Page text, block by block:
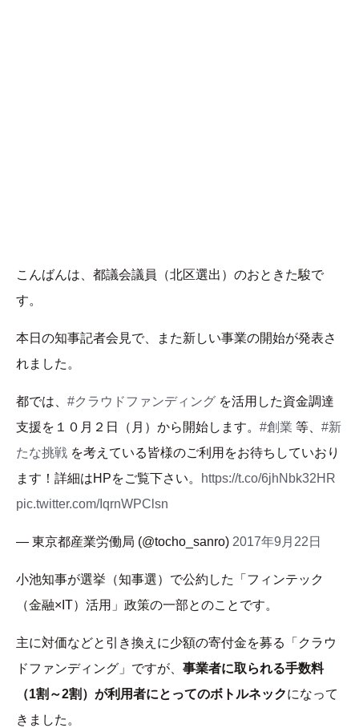
こんばんは、都議会議員（北区選出）のおときた駿で
す。
本日の知事記者会見で、また新しい事業の開始が発表さ
れました。
都では、 #クラウドファンディング を活用した資金調達
支援を１０月２日（月）から開始します。 #創業 等、 #新
たな挑戦 を考えている皆様のご利用をお待ちしていおり
ます！詳細はHPをご覧下さい。
https://t.co/6jhNbk32HR
pic.twitter.com/IqrnWPClsn
— 東京都産業労働局 (@tocho_sanro) 2017年9月22日
小池知事が選挙（知事選）で公約した「フィンテック
（金融×IT）活用」政策の一部とのことです。
主に対価などと引き換えに少額の寄付金を募る「クラウ
ドファンディング」ですが、 事業者に取られる手数料
（1割～2割）が利用者にとってのボトルネックになって
きました。